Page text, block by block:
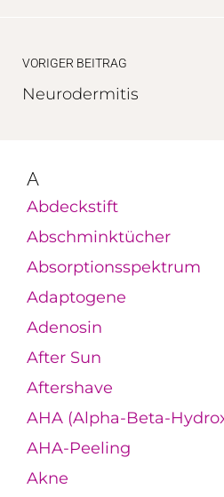
VORIGER BEITRAG
Neurodermitis
A
Abdeckstift
Abschminktücher
Absorptionsspektrum
Adaptogene
Adenosin
After Sun
Aftershave
AHA (Alpha-Beta-
AHA-Peeling
Akne